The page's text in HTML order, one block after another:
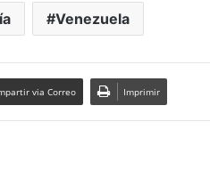
Venezuela
via Correo Imprimir